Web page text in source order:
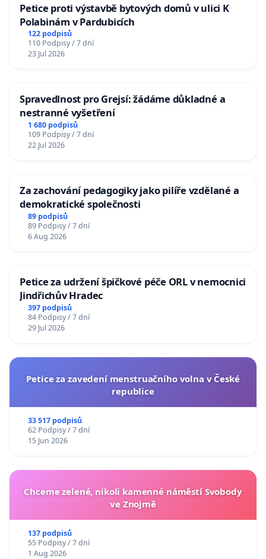
Petice proti výstavbě bytových domů v ulici K
Polabinám v Pardubicích
122 podpisů
110 Podpisy / 7 dní
23 Jul 2026
Spravedlnost pro Grejsí: žádáme důkladné a
nestranné vyšetření
1 680 podpisů
109 Podpisy / 7 dní
22 Jul 2026
Za zachování pedagogiky jako pilíře vzdělané a
demokratické společnosti
89 podpisů
89 Podpisy / 7 dní
6 Aug 2026
Petice za udržení špičkové péče ORL v nemocnici
Jindřichův Hradec
397 podpisů
84 Podpisy / 7 dní
29 Jul 2026
Petice za zavedení menstruačního volna v České
republice
33 517 podpisů
62 Podpisy / 7 dní
15 Jun 2026
Chceme zelené, nikoli kamenné náměstí Svobody
ve Znojmě
137 podpisů
55 Podpisy / 7 dní
1 Aug 2026